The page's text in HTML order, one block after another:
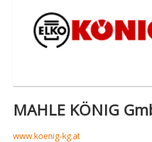
MAHLE KÖNIG
www.koenig-kg.at